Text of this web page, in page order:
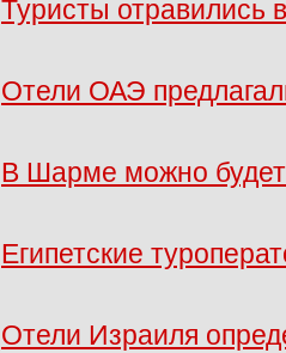
Туристы отравились
Отели ОАЭ
В Шарме можно
Египетские
Отели Израиля